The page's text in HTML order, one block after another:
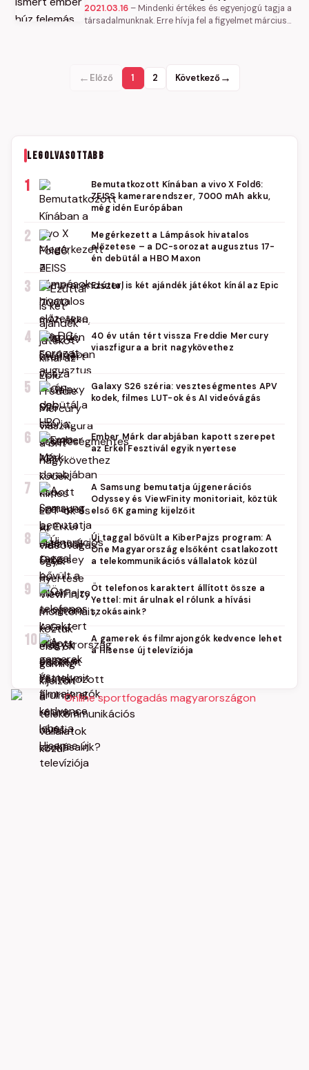
2021.03.16 – Mindenki értékes és egyenjogú tagja a
társadalmunknak. Erre hívja fel a figyelmet március
← Előző 1 2 Következő→
LEGOLVASOTTABB
1
Bemutatkozott Kínában a vivo X Fold6:
ZEISS kamerarendszer, 7000 mAh akku,
még idén Európában
2
Megérkezett a Lámpások hivatalos
előzetese – a DC-sorozat augusztus 17-
én debütál a HBO Maxon
3 Ezúttal is két ajándék játékot kínál az Epic
4
40 év után tért vissza Freddie Mercury
viaszfigura a brit nagykövethez
5
Galaxy S26 széria: veszteségmentes APV
kodek, filmes LUT-ok és AI videóvágás
6
Ember Márk darabjában kapott szerepet
az Erkel Fesztivál egyik nyertese
7
A Samsung bemutatja újgenerációs
Odyssey és ViewFinity monitoriait, köztük
első 6K gaming kijelzőit
8
Új taggal bővült a KiberPajzs program: A
One Magyarország elsőként csatlakozott
a telekommunikációs vállalatok közül
9
Öt telefonos karaktert állított össze a
Yettel: mit árulnak el rólunk a hívási
szokásaink?
10
A gamerek és filmrajongók kedvence lehet
a Hisense új televíziója